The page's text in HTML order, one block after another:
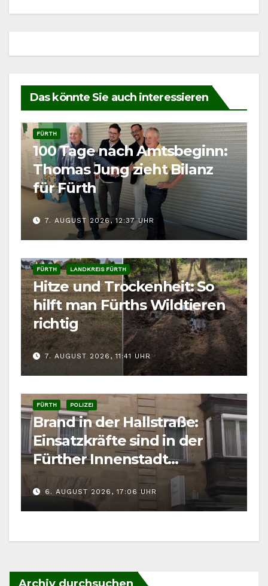
Das könnte Sie auch interessieren
FÜRTH
100 Tage nach Amtsbeginn:
Thomas Jung zieht Bilanz
für Fürth
7. AUGUST 2026, 12:37 UHR
FÜRTH LANDKREIS FÜRTH
Hitze und Trockenheit: So
hilft man Fürths Wildtieren
richtig
7. AUGUST 2026, 11:41 UHR
FÜRTH POLIZEI
Brand in der Hallstraße:
Einsatzkräfte sind in der
Fürther Innenstadt
gefordert
6. AUGUST 2026, 17:06 UHR